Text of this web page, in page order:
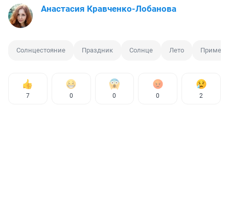
Анастасия Кравченко-Лобанова
Солнцестояние Праздник Солнце Лето Примета
7 0 0 0 2